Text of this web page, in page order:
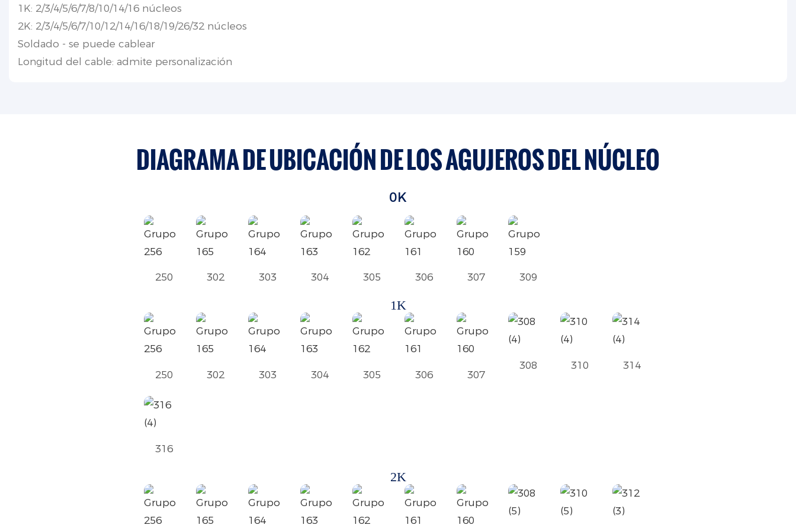
1K: 2/3/4/5/6/7/8/10/14/16 núcleos
2K: 2/3/4/5/6/7/10/12/14/16/18/19/26/32 núcleos
Soldado - se puede cablear
Longitud del cable: admite personalización
DIAGRAMA DE UBICACIÓN DE LOS AGUJEROS DEL NÚCLEO
0K
250 302 303 304 305 306 307 309
1K
250 302 303 304 305 306 307
308 310 314
316
2K